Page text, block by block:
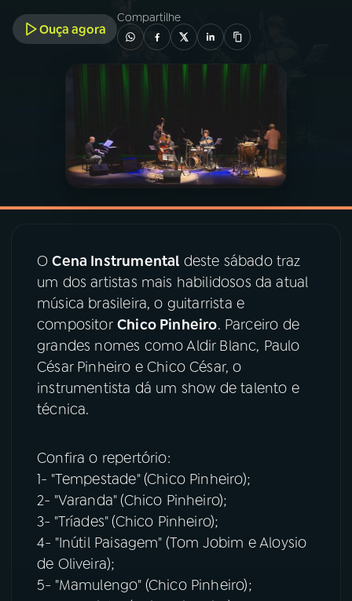
02A RÁDIO
PROGRAMAS
07ÚLTIMAS
08PRÊMIO RÁDIO MEC
ACOMPANHE A RÁDIO MEC
Instagram X
TikTok
Ouça agora
Compartilhe
OCena Instrumental deste sábado traz
um dos artistas mais habilidosos da atual
música brasileira, o guitarrista e
compositor Chico Pinheiro. Parceiro de
grandes nomes como Aldir Blanc, Paulo
César Pinheiro e Chico César, o
instrumentista dá um show de talento e
técnica.
Confira o repertório:
1- "Tempestade" (Chico Pinheiro);
2- "Varanda" (Chico Pinheiro);
3- "Tríades" (Chico Pinheiro);
4- "Inútil Paisagem" (Tom Jobim e Aloysio
de Oliveira);
5- "Mamulengo" (Chico Pinheiro);